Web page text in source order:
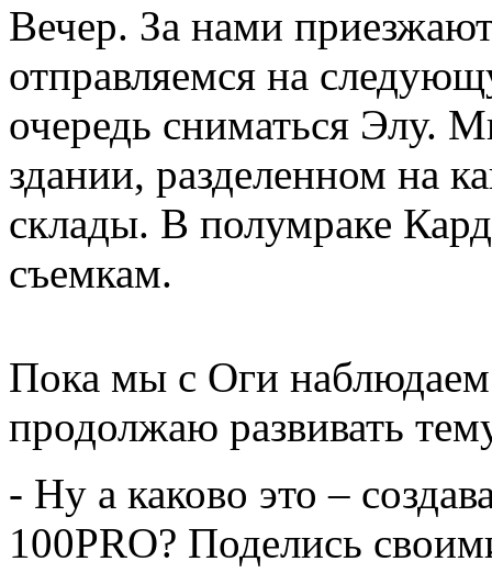
Вечер. За нами
отправляемся на
очередь сниматься Элу.
здании, разделенном на
склады. В полумраке
съемкам.
Пока мы с Оги наблюдаем
продолжаю развивать
- Ну а каково это –
100PRO? Поделись